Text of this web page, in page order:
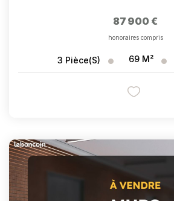
87 900 €
honoraires compris
3 Pièce(s) 69 M²